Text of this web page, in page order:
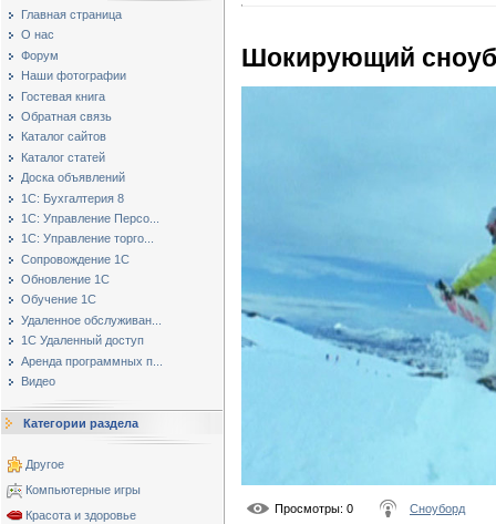
Главная страница
О нас
Форум
Наши фотографии
Гостевая книга
Обратная связь
Каталог сайтов
Каталог статей
Доска объявлений
1С: Бухгалтерия 8
1С: Управление Персо...
1С: Управление торго...
Сопровождение 1С
Обновление 1С
Обучение 1С
Удаленное обслуживан...
1С Удаленный доступ
Аренда программных п...
Видео
Категории раздела
Другое
Компьютерные игры
Красота и здоровье
Шокирующий
Просмотры: 0 Сноуборд